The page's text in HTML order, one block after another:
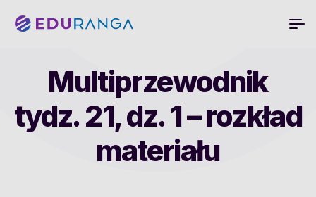
Multiprzewodnik
tydz. 21, dz. 1 – rozkład
materiału